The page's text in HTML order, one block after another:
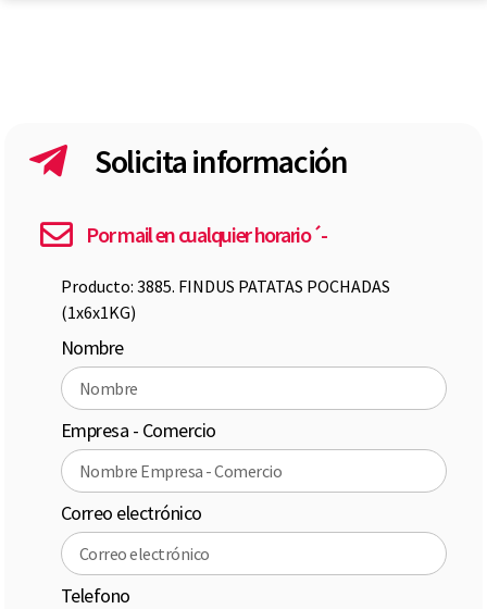
Solicita información
Por mail en cualquier horario´-
Producto: 3885. FINDUS PATATAS POCHADAS
(1x6x1KG)
Nombre
Empresa - Comercio
Correo electrónico
Telefono